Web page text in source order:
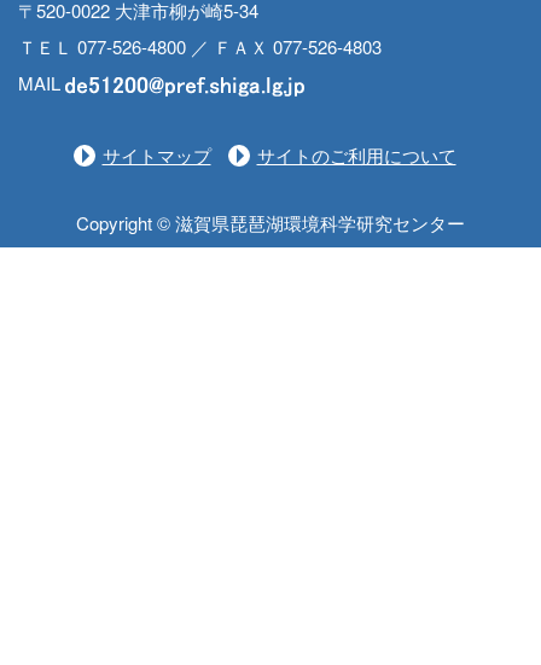
〒520-0022 大津市柳が崎5-34
ＴＥＬ 077-526-4800 ／ ＦＡＸ 077-526-4803
MAIL
サイトマップ サイトのご利用について
Copyright © 滋賀県琵琶湖環境科学研究センター